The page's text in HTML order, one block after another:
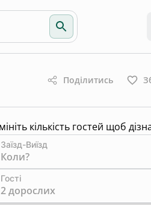
Поділитись
Заїзд-Виїзд
Коли?
Гості
2 дорослих